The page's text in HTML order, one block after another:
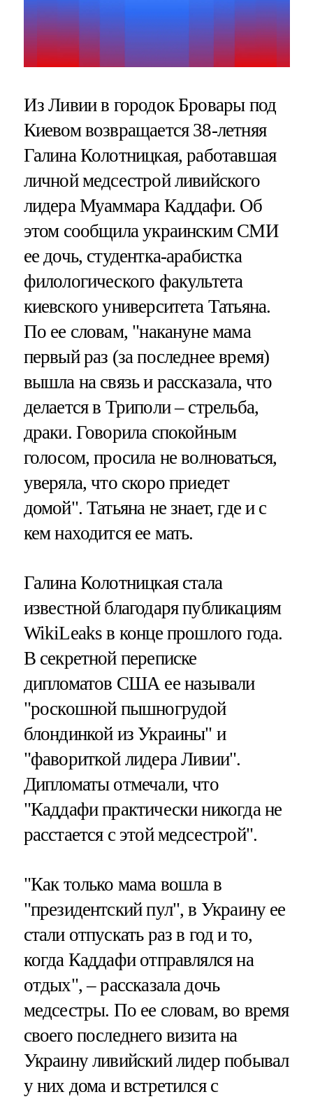
Из Ливии в городок Бровары под
Киевом возвращается 38-летняя
Галина Колотницкая, работавшая
личной медсестрой ливийского
лидера Муаммара Каддафи. Об
этом сообщила украинским СМИ
ее дочь, студентка-арабистка
филологического факультета
киевского университета Татьяна.
По ее словам, "накануне мама
первый раз (за последнее время)
вышла на связь и рассказала, что
делается в Триполи – стрельба,
драки. Говорила спокойным
голосом, просила не волноваться,
уверяла, что скоро приедет
домой". Татьяна не знает, где и с
кем находится ее мать.
Галина Колотницкая стала
известной благодаря публикациям
WikiLeaks в конце прошлого года.
В секретной переписке
дипломатов США ее называли
"роскошной пышногрудой
блондинкой из Украины" и
"фавориткой лидера Ливии".
Дипломаты отмечали, что
"Каддафи практически никогда не
расстается с этой медсестрой".
"Как только мама вошла в
"президентский пул", в Украину ее
стали отпускать раз в год и то,
когда Каддафи отправлялся на
отдых", – рассказала дочь
медсестры. По ее словам, во время
своего последнего визита на
Украину ливийский лидер побывал
у них дома и встретился с